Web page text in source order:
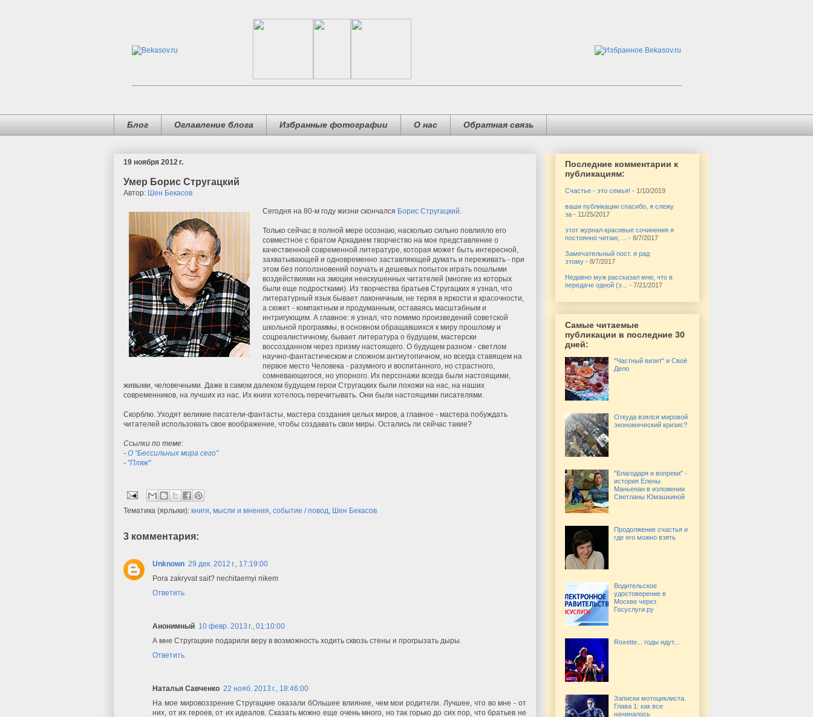
Блог Оглавление блога Избранные фотографии О нас Обратная связь
19 ноября 2012 г.
Умер Борис Стругацкий
Автор: Шен Бекасов
Сегодня на 80-м году жизни скончался Борис Стругацкий
Только сейчас в полной мере осознаю, насколько сильно повлияло его
совместное с братом Аркадием творчество на мое представление о
качественной современной литературе, которая может быть интересной,
захватывающей и одновременно заставляющей думать и переживать - при
этом без поползновений поучать и дешевых попыток играть пошлыми
воздействиями на эмоции неискушенных читателей (многие из которых
были еще подростками). Из творчества братьев Стругацких я узнал, что
литературный язык бывает лаконичным, не теряя в яркости и красочности,
а сюжет - компактным и продуманным, оставаясь масштабным и
интригующим. А главное: я узнал, что помимо произведений советской
школьной программы, в основном обращавшихся к миру прошлому и
соцреалистичному, бывает литература о будущем, мастерски
воссозданном через призму настоящего. О будущем разном - светлом
научно-фантастическом и сложном антиутопичном, но всегда ставящем на
первое место Человека - разумного и воспитанного, но страстного,
сомневающегося, но упорного. Их персонажи всегда были настоящими,
живыми, человечными. Даже в самом далеком будущем герои Стругацких были похожи на нас, на наших
современников, на лучших из нас. Их книги хотелось перечитывать. Они были настоящими писателями.
Скорблю. Уходят великие писатели-фантасты, мастера создания целых миров, а главное - мастера побуждать
читателей использовать свое воображение, чтобы создавать свои миры. Остались ли сейчас такие?
Ссылки по теме:
- О "Бессильных мира сего"
- "Пляж"
Тематика (ярлыки): книги мысли и мнения событие / повод Шен Бекасов
3 комментария:
Unknown 29 дек. 2012 г., 17:19:00
Pora zakryvat sait? nechitaemyi nikem
Ответить
Анонимный 10 февр. 2013 г., 01:10:00
А мне Стругацкие подарили веру в возможность ходить сквозь стены и прогрызать дыры.
Ответить
Наталья Савченко 22 нояб. 2013 г., 18:46:00
На мое мировоззрение Стругацкие оказали бОльшее влияние, чем мои родители. Лучшее, что во мне - от
них, от их героев, от их идеалов. Сказать можно еще очень много, но так горько до сих пор, что братьев не
Последние комментарии к
публикациям:
Счастье - это семья! - 1/10/2019
ваши публикации спасибо, я слежу
за - 11/25/2017
этот журнал красивые сочинения я
постоянно читаю, ...
- 8/7/2017
Замечательный пост. я рад
этому - 8/7/2017
Недавно муж рассказал мне, что в
передаче одной (э...
- 7/21/2017
Самые читаемые
публикации в последние 30
дней:
"Частный визит" и Своё
Дело
Откуда взялся мировой
экономический кризис?
"Благодаря и вопреки" -
история Елены
Маньенан в изложении
Светланы Юмашкиной
Продолжение счастья и
где его можно взять
Водительское
удостоверение в
Москве через
Госуслуги.ру
Roxette... годы идут...
Записки мотоциклиста.
Глава 1: как все
начиналось